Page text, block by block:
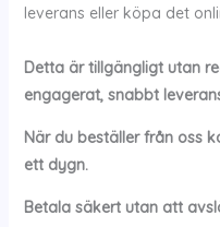
leverans eller köpa det
Detta är tillgängligt utan
engagerat, snabbt
När du beställer från oss
ett dygn.
Betala säkert utan att